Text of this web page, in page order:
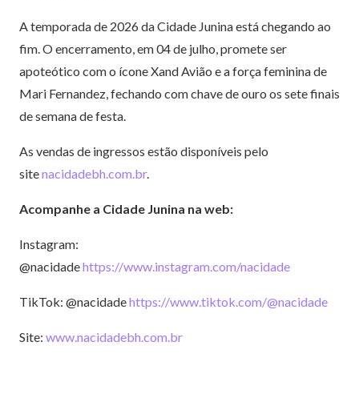
A temporada de 2026 da Cidade Junina está chegando ao
fim. O encerramento, em 04 de julho, promete ser
apoteótico com o ícone Xand Avião e a força feminina de
Mari Fernandez, fechando com chave de ouro os sete finais
de semana de festa.
As vendas de ingressos estão disponíveis pelo
sitenacidadebh.com.br.
Acompanhe a Cidade Junina na web:
Instagram:
@nacidadehttps://www.instagram.com/nacidade
TikTok: @nacidadehttps://www.tiktok.com/@nacidade
Site: www.nacidadebh.com.br